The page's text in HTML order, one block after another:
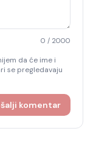
0 / 2000
da će ime i
se pregledavaju
komentar